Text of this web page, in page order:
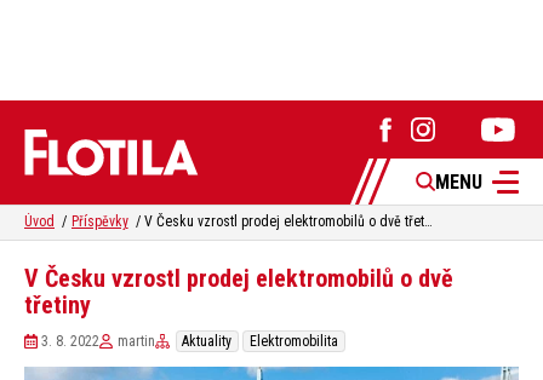
MENU
Úvod Příspěvky V Česku vzrostl prodej elektromobilů o dvě třetiny
V Česku vzrostl prodej elektromobilů o dvě
třetiny
3. 8. 2022 martin Aktuality Elektromobilita